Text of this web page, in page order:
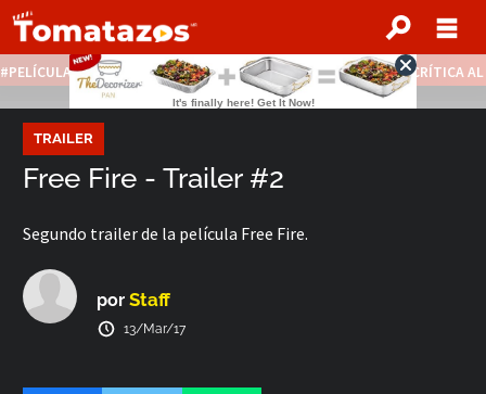
PELÍCULAS STREAMING GRATIS NOTICIAS DESTACADAS CRÍTICA
TRAILER
Free Fire - Trailer #2
Segundo trailer de la película Free Fire.
por Staff
13/Mar/17